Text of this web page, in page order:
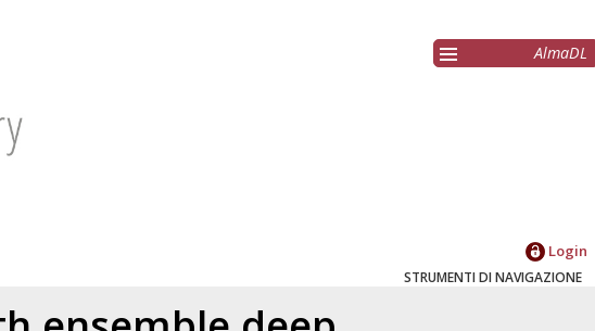
AlmaDL
Login
STRUMENTI DI NAVIGAZIONE